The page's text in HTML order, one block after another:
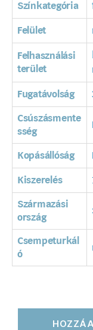
Színkategória
Felület
Felhasználási
terület
Fugatávolság
Csúszásmente
sség
Kopásállóság
Kiszerelés
Származási
ország
Csempeturkál
ó